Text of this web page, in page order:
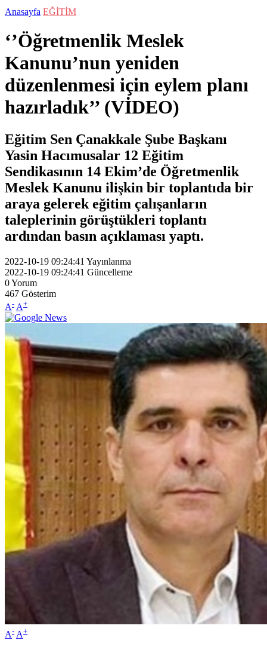
Anasayfa EĞİTİM
‘’Öğretmenlik Meslek
Kanunu’nun yeniden
düzenlenmesi için eylem planı
hazırladık’’ (VİDEO)
Eğitim Sen Çanakkale Şube Başkanı
Yasin Hacımusalar 12 Eğitim
Sendikasının 14 Ekim’de Öğretmenlik
Meslek Kanunu ilişkin bir toplantıda bir
araya gelerek eğitim çalışanların
taleplerinin görüştükleri toplantı
ardından basın açıklaması yaptı.
2022-10-19 09:24:41 Yayınlanma
2022-10-19 09:24:41 Güncelleme
0Yorum
467 Gösterim
A- A+
A- A+